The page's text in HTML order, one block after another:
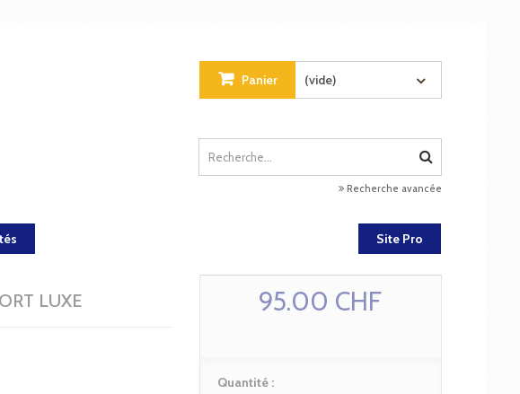
Panier (vide)
Recherche avancée
Site Pro
LUXE 95.00 CHF
Quantité :